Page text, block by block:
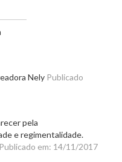
Nely Publicado
pela
e regimentalidade.
Publicado em: 14/11/2017